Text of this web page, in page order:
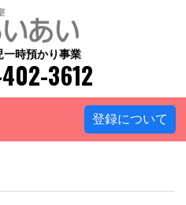
時預かり事業
3612
登録について